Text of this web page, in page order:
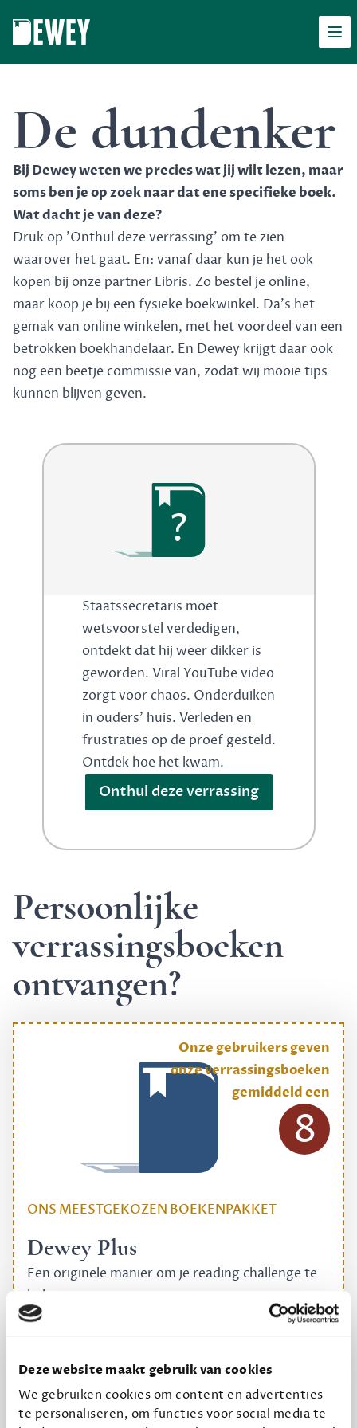
Deze website maakt gebruik van cookies
We gebruiken cookies om content en advertenties
te personaliseren, om functies voor social media te
De dundenker
Bij Dewey weten we precies wat jij wilt lezen, maar
soms ben je op zoek naar dat ene specifieke boek.
Wat dacht je van deze?
Druk op 'Onthul deze verrassing' om te zien
waarover het gaat. En: vanaf daar kun je het ook
kopen bij onze partner Libris. Zo bestel je online,
maar koop je bij een fysieke boekwinkel. Da's het
gemak van online winkelen, met het voordeel van een
betrokken boekhandelaar. En Dewey krijgt daar ook
nog een beetje commissie van, zodat wij mooie tips
kunnen blijven geven.
?
Staatssecretaris moet
wetsvoorstel verdedigen,
ontdekt dat hij weer dikker is
geworden. Viral YouTube video
zorgt voor chaos. Onderduiken
in ouders' huis. Verleden en
frustraties op de proef gesteld.
Ontdek hoe het kwam.
Onthul deze verrassing
Persoonlijke
verrassingsboeken
ontvangen?
ONS MEESTGEKOZEN BOEKENPAKKET
Dewey Plus
Een originele manier om je reading challenge te
halen.
12,50 per maand, incl. verzending
Geef cadeau
Onze gebruikers geven
onze verrassingsboeken
gemiddeld een
8